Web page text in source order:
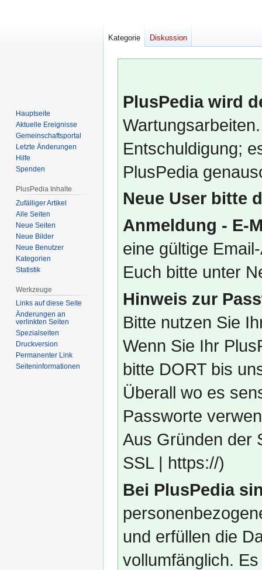
PlusPedia wird
Entschuldigung;
PlusPedia
Neue User bitte
Anmeldung - E-
eine gültige
Euch bitte unter
Hinweis zur
Bitte nutzen Sie
Wenn Sie Ihr
bitte DORT bis
Überall wo es
Passworte
Aus Gründen der
SSL | https://)
Bei PlusPedia
und erfüllen die
vollumfänglich.
Kategorie Diskussion
Hauptseite
Aktuelle Ereignisse
Gemeinschafts­portal
Letzte Änderungen
Hilfe
Spenden
PlusPedia Inhalte
Zufälliger Artikel
Alle Seiten
Neue Seiten
Neue Bilder
Neue Benutzer
Kategorien
Statistik
Werkzeuge
Links auf diese Seite
Änderungen an
verlinkten Seiten
Spezialseiten
Druckversion
Permanenter Link
Seiten­­informationen